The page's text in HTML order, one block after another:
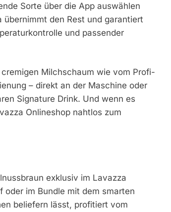
Sorte über die App auswählen
den Rest und garantiert
und passender
Milchschaum wie vom Profi-
– direkt an der Maschine oder
Signature Drink. Und wenn es
Onlineshop nahtlos zum
exklusiv im Lavazza
oder im Bundle mit dem smarten
beliefern lässt, profitiert vom